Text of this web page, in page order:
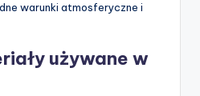
warunki atmosferyczne i
używane w